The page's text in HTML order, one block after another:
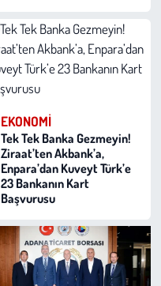
EKONOMI
Tek Tek Banka Gezmeyin!
Ziraat’ten Akbank’a,
Enpara’dan Kuveyt Türk’e
23 Bankanın Kart
Başvurusu